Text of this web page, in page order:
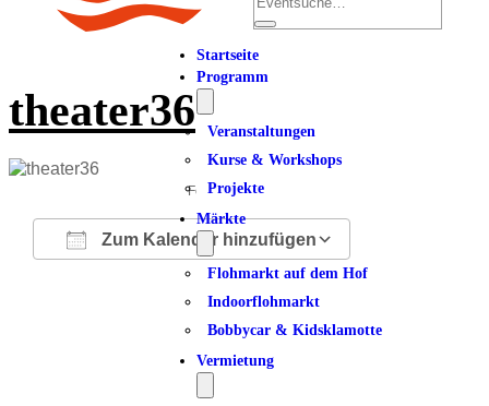
Startseite
Programm
Veranstaltungen
Kurse & Workshops
Projekte
Märkte
Flohmarkt auf dem Hof
Indoorflohmarkt
Bobbycar & Kidsklamotte
Vermietung
theater36
Foto: Gisela Köhler
Zum Kalender hinzufügen